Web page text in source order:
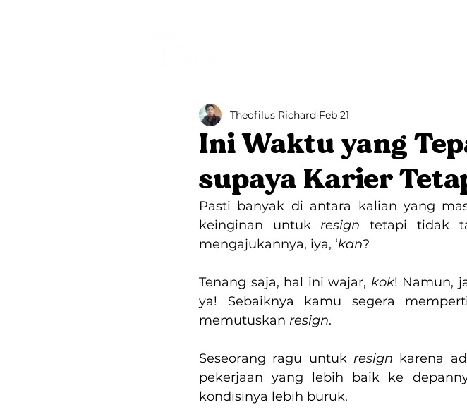
Ini Waktu yang
supaya Karier
Theofilus Richard Feb 21
Pasti banyak di antara kalian yang
keinginan untuk resign tetapi tidak
mengajukannya, iya, ‘kan?
Tenang saja, hal ini wajar, kok! Namun,
ya! Sebaiknya kamu segera
memutuskan resign.
Seseorang ragu untuk resign karena
pekerjaan yang lebih baik ke
kondisinya lebih buruk.